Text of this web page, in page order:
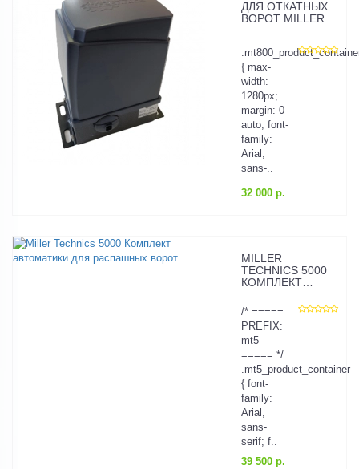
ДЛЯ ОТКАТНЫХ
ВОРОТ MILLER
{ max-
width:
1280px;
margin: 0
auto; font-
family:
Arial,
sans-..
32 000 р.
MILLER
TECHNICS 5000
КОМПЛЕКТ
ДЛЯ
РАСПАШНЫХ
ВОРОТ
/* =====
PREFIX:
mt5_
===== */
.mt5_product_container
{ font-
family:
Arial,
sans-
serif; f..
39 500 р.